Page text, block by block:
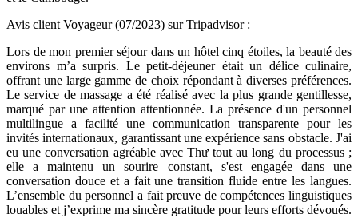
Avis client Voyageur (07/2023) sur Tripadvisor :
Lors de mon premier séjour dans un hôtel cinq étoiles, la beauté des
environs m’a surpris. Le petit-déjeuner était un délice culinaire,
offrant une large gamme de choix répondant à diverses préférences.
Le service de massage a été réalisé avec la plus grande gentillesse,
marqué par une attention attentionnée. La présence d'un personnel
multilingue a facilité une communication transparente pour les
invités internationaux, garantissant une expérience sans obstacle. J'ai
eu une conversation agréable avec Thư tout au long du processus ;
elle a maintenu un sourire constant, s'est engagée dans une
conversation douce et a fait une transition fluide entre les langues.
L’ensemble du personnel a fait preuve de compétences linguistiques
louables et j’exprime ma sincère gratitude pour leurs efforts dévoués.